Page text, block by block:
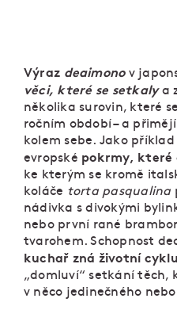
Výraz deaimonov
věci, které se setkalya
několika surovin, které
ročním období – a
kolem sebe. Jako
evropské pokrmy, které
ke kterým se kromě
koláče torta pasqualina
nádivka s divokými
nebo první rané
tvarohem. Schopnost
kuchař zná životní
„domluví“ setkání těch,
v něco jedinečného